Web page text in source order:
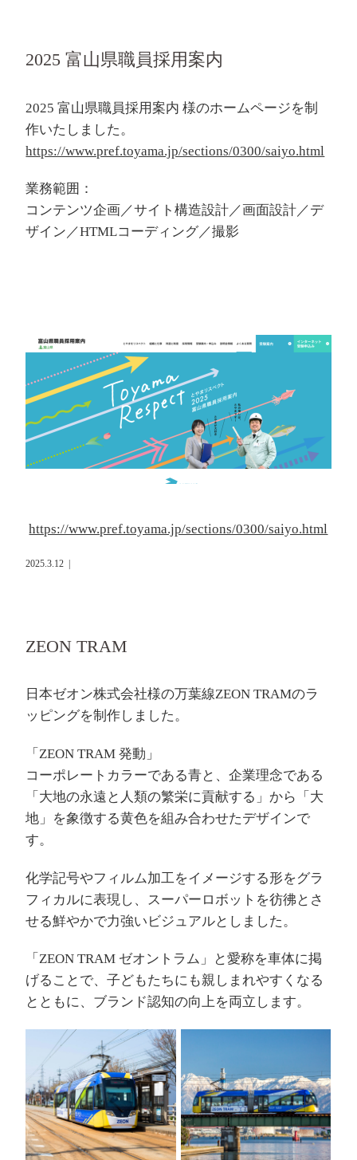
2025 富山県職員採用案内
2025 富山県職員採用案内 様のホームページを制
作いたしました。
https://www.pref.toyama.jp/sections/0300/saiyo.html
業務範囲：
コンテンツ企画／サイト構造設計／画面設計／デ
ザイン／HTMLコーディング／撮影
https://www.pref.toyama.jp/sections/0300/saiyo.html
2025.3.12
ZEON TRAM
日本ゼオン株式会社様の万葉線ZEON TRAMのラ
ッピングを制作しました。
「ZEON TRAM 発動」
コーポレートカラーである青と、企業理念である
「大地の永遠と人類の繁栄に貢献する」から「大
地」を象徴する黄色を組み合わせたデザインで
す。
化学記号やフィルム加工をイメージする形をグラ
フィカルに表現し、スーパーロボットを彷彿とさ
せる鮮やかで力強いビジュアルとしました。
「ZEON TRAM ゼオントラム」と愛称を車体に掲
げることで、子どもたちにも親しまれやすくなる
とともに、ブランド認知の向上を両立します。